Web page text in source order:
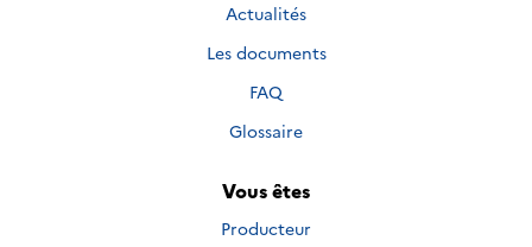
Actualités
Les documents
FAQ
Glossaire
Vous êtes
Producteur